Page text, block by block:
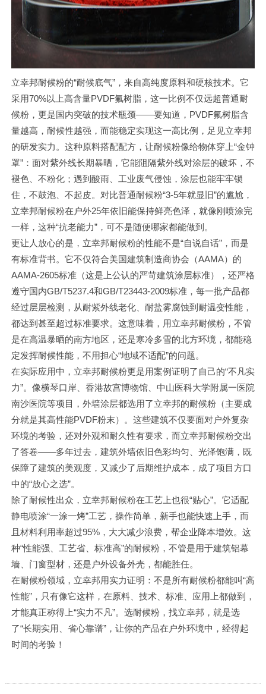
立幸邦耐候粉的“耐候底气”，来自高纯度原料和硬核技术。它
采用70%以上高含量PVDF氟树脂，这一比例不仅远超普通耐
候粉，更是国内突破的技术瓶颈——要知道，PVDF氟树脂含
量越高，耐候性越强，而能稳定实现这一高比例，足见立幸邦
的研发实力。这种原料搭配配方，让耐候粉像给物体穿上“金钟
罩”：面对紫外线长期暴晒，它能阻隔紫外线对涂层的破坏，不
褪色、不粉化；遇到酸雨、工业废气侵蚀，涂层也能牢牢锁
住，不鼓泡、不起皮。对比普通耐候粉“3-5年就显旧”的尴尬，
立幸邦耐候粉在户外25年依旧能保持鲜亮色泽，就像刚喷涂完
一样，这种“抗老能力”，可不是随便哪家都能做到。​
更让人放心的是，立幸邦耐候粉的性能不是“自说自话”，而是
有标准背书。它不仅符合美国建筑制造商协会（AAMA）的
AAMA-2605标准（这是上公认的严苛建筑涂层标准），还严格
遵守国内GB/T5237.4和GB/T23443-2009标准，每一批产品都
经过层层检测，从耐紫外线老化、耐盐雾腐蚀到耐温变性能，
都达到甚至超过标准要求。这意味着，用立幸邦耐候粉，不管
是在高温暴晒的南方地区，还是寒冷多雪的北方环境，都能稳
定发挥耐候性能，不用担心“地域不适配”的问题。​
在实际应用中，立幸邦耐候粉更是用案例证明了自己的“不凡实
力”。像横琴口岸、香港故宫博物馆、中山医科大学附属一医院
南沙医院等项目，外墙涂层都选用了立幸邦的耐候粉（主要成
分就是其高性能PVDF粉末）。这些建筑不仅要面对户外复杂
环境的考验，还对外观和耐久性有要求，而立幸邦耐候粉交出
了答卷——多年过去，建筑外墙依旧色彩均匀、光泽饱满，既
保障了建筑的美观度，又减少了后期维护成本，成了项目方口
中的“放心之选”。​
除了耐候性出众，立幸邦耐候粉在工艺上也很“贴心”。它适配
静电喷涂“一涂一烤”工艺，操作简单，新手也能快速上手，而
且材料利用率超过95%，大大减少浪费，帮企业降本增效。这
种“性能强、工艺省、标准高”的耐候粉，不管是用于建筑铝幕
墙、门窗型材，还是户外设备外壳，都能胜任。​
在耐候粉领域，立幸邦用实力证明：不是所有耐候粉都能叫“高
性能”，只有像它这样，在原料、技术、标准、应用上都做到，
才能真正称得上“实力不凡”。选耐候粉，找立幸邦，就是选
了“长期实用、省心靠谱”，让你的产品在户外环境中，经得起
时间的考验！​